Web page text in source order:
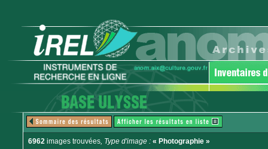
6962 images trouvées, Type d'image : « Photographie »